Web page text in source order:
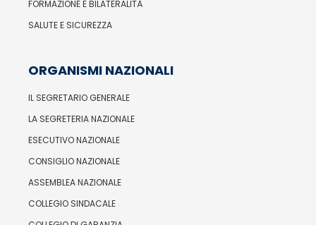
FORMAZIONE E BILATERALITÀ
SALUTE E SICUREZZA
ORGANISMI NAZIONALI
IL SEGRETARIO GENERALE
LA SEGRETERIA NAZIONALE
ESECUTIVO NAZIONALE
CONSIGLIO NAZIONALE
ASSEMBLEA NAZIONALE
COLLEGIO SINDACALE